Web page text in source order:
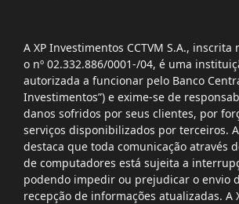
A XP Investimentos CCTVM S.A., inscrita
o nº 02.332.886/0001-/­04, é uma
autorizada a funcionar pelo Banco
Investimentos”) e exime-se de
danos sofridos por seus clientes, por
serviços disponibilizados por terceiros.
destaca que toda comunicação através
de computadores está sujeita a
podendo impedir ou prejudicar o envio
recepção de informações atualizadas. A